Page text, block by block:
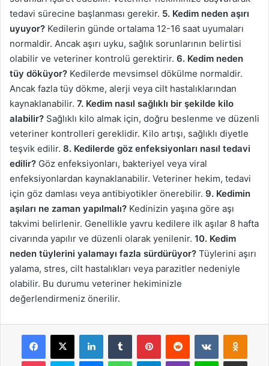
tedavi sürecine başlanması gerekir. 5. Kedim neden aşırı
uyuyor? Kedilerin günde ortalama 12-16 saat uyumaları
normaldir. Ancak aşırı uyku, sağlık sorunlarının belirtisi
olabilir ve veteriner kontrolü gerektirir. 6. Kedim neden
tüy döküyor? Kedilerde mevsimsel dökülme normaldir.
Ancak fazla tüy dökme, alerji veya cilt hastalıklarından
kaynaklanabilir. 7. Kedim nasıl sağlıklı bir şekilde kilo
alabilir? Sağlıklı kilo almak için, doğru beslenme ve düzenli
veteriner kontrolleri gereklidir. Kilo artışı, sağlıklı diyetle
teşvik edilir. 8. Kedilerde göz enfeksiyonları nasıl tedavi
edilir? Göz enfeksiyonları, bakteriyel veya viral
enfeksiyonlardan kaynaklanabilir. Veteriner hekim, tedavi
için göz damlası veya antibiyotikler önerebilir. 9. Kedimin
aşıları ne zaman yapılmalı? Kedinizin yaşına göre aşı
takvimi belirlenir. Genellikle yavru kedilere ilk aşılar 8 hafta
civarında yapılır ve düzenli olarak yenilenir. 10. Kedim
neden tüylerini yalamayı fazla sürdürüyor? Tüylerini aşırı
yalama, stres, cilt hastalıkları veya parazitler nedeniyle
olabilir. Bu durumu veteriner hekiminizle
değerlendirmeniz önerilir.
Facebook
X LinkedInTumblr PinterestReddit VKontakte
Pocket Skype MessengerWhatsAppTelegramViber Line E-Posta ile